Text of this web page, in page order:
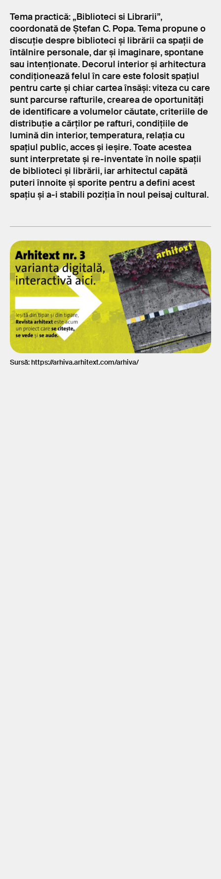
Tema practică: „Biblioteci si Librarii”,
coordonată de Ștefan C. Popa. Tema propune o
discuție despre biblioteci și librării ca spații de
întâlnire personale, dar și imaginare, spontane
sau intenționate. Decorul interior și arhitectura
condiționează felul în care este folosit spațiul
pentru carte și chiar cartea însăși: viteza cu care
sunt parcurse rafturile, crearea de oportunități
de identificare a volumelor căutate, criteriile de
distribuție a cărților pe rafturi, condițiile de
lumină din interior, temperatura, relația cu
spațiul public, acces și ieșire. Toate acestea
sunt interpretate și re-inventate în noile spații
de biblioteci și librării, iar arhitectul capătă
puteri înnoite și sporite pentru a defini acest
spațiu și a-i stabili poziția în noul peisaj cultural.
Sursă: https://arhiva.arhitext.com/arhiva/